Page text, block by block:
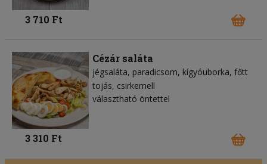
3 710 Ft
Cézár saláta
jégsaláta paradicsom kígyóuborka főtt
tojás csirkemell
választható öntettel
3 310 Ft